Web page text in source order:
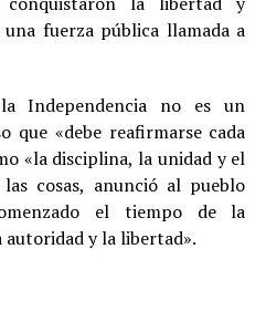
fuerza pública llamada a
Independencia no es un
que «debe reafirmarse cada
«la disciplina, la unidad y el
cosas, anunció al pueblo
el tiempo de la
y la libertad».